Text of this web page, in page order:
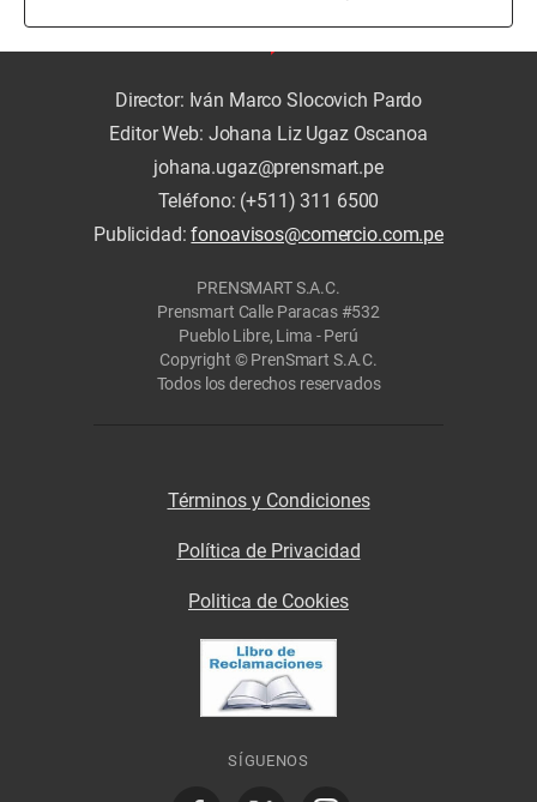
Director: Iván Marco Slocovich Pardo
Editor Web: Johana Liz Ugaz Oscanoa
johana.ugaz@prensmart.pe
Teléfono: (+511) 311 6500
Publicidad:fonoavisos@comercio.com.pe
PRENSMART S.A.C.
Prensmart Calle Paracas #532
Pueblo Libre, Lima - Perú
Copyright © PrenSmart S.A.C.
Todos los derechos reservados
Términos y Condiciones
Política de Privacidad
Politica de Cookies
SÍGUENOS